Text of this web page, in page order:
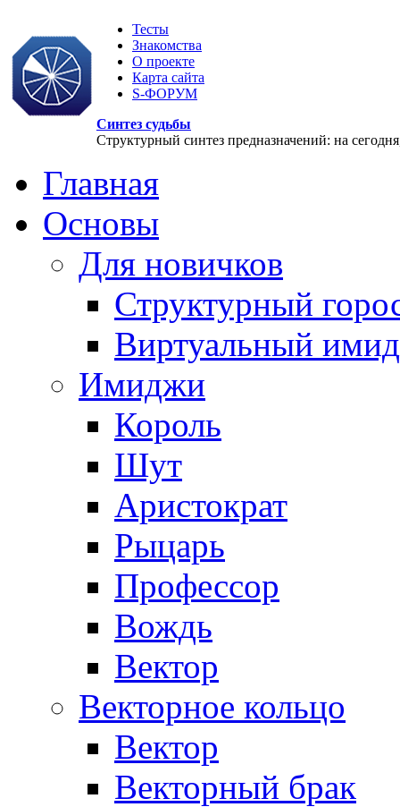
Тесты
Знакомства
О проекте
Карта сайта
S-ФОРУМ
Синтез судьбы
Структурный синтез предназначений: на
Главная
Основы
Для новичков
Структурный
Виртуальный
Имиджи
Король
Шут
Аристократ
Рыцарь
Профессор
Вождь
Вектор
Векторное кольцо
Вектор
Векторный брак